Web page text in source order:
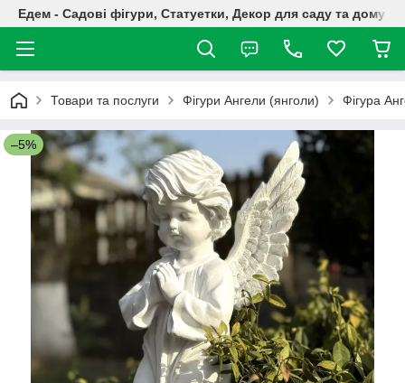
Едем - Садові фігури, Статуетки, Декор для саду та дому
Товари та послуги Фігури Ангели (янголи) Фігура
–5%